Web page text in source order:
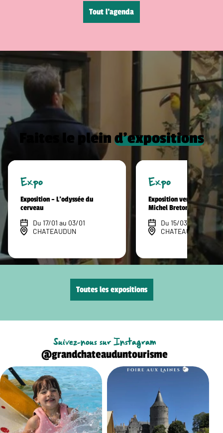
Tout l’agenda
Faites le pleind’expositions
Expo
Exposition – L’odyssée du
cerveau
Du 17/01 au 03/01
CHATEAUDUN
Expo
Exposition vente
Michel Breton
Du 15/03 au 30/09
CHATEAUDUN
Toutes les expositions
Suivez-nous sur Instagram
@grandchateauduntourisme